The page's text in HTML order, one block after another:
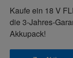
Kaufe ein 18 V
die 3-Jahres-
Akkupack!